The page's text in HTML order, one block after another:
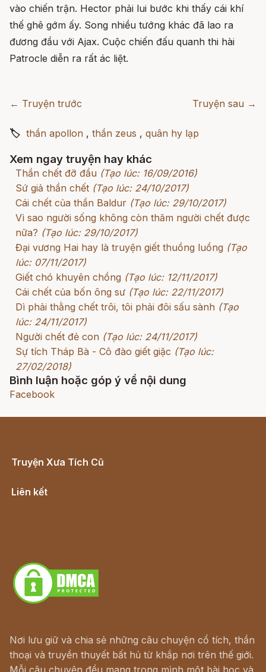
vào chiến trận. Hector phải lui bước khi thấy cái khí
thế ghê gớm ấy. Song nhiều tướng khác đã lao ra
đương đầu với Ajax. Cuộc chiến đấu quanh thi hài
Patrocle diễn ra rất ác liệt.
← Truyện trước Truyện sau →
🏷 thần apollon , thần zeus , quân hy lạp
Xem ngay truyện hay khác
Thần chết đỡ đầu (Tạo lúc: 16/09/2016)
Sứ giả thần chết (Tạo lúc: 24/10/2017)
Cái chết của thần Baldur (Tạo lúc: 29/10/2017)
Vì sao người sống không còn thăm người chết được
nữa? (Tạo lúc: 29/10/2017)
Đại vương Hai hay là truyện giết thuồng luồng (Tạo
lúc: 07/11/2017)
Giết chó khuyên chồng (Tạo lúc: 12/11/2017)
Cái chết của bốn ông sư (Tạo lúc: 22/11/2017)
Dì phải thằng chết trôi, tôi phải đôi sấu sành (Tạo
lúc: 24/11/2017)
Người chết đẻ con (Tạo lúc: 24/11/2017)
Sự tích Tháp Bà - Cô đào giết giặc (Tạo lúc:
27/02/2018)
Bình luận hoặc góp ý về nội dung
Facebook
Truyện Xưa Tích Cũ
Liên kết
Nơi lưu giữ và chia sẻ những câu chuyện cổ tích, thần
thoại và truyền thuyết bất hủ từ khắp nơi trên thế giới.
Mỗi câu chuyện đều mang trong mình một bài học và